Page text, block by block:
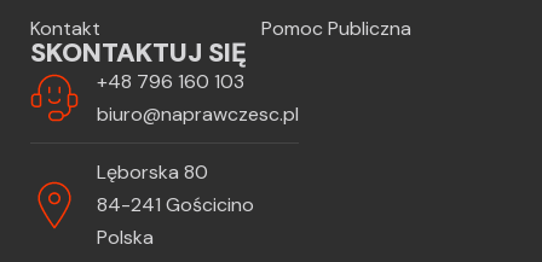
Kontakt
Pomoc Publiczna
SKONTAKTUJ SIĘ
+48 796 160 103
biuro@naprawczesc.pl
Lęborska 80
84-241 Gościcino
Polska